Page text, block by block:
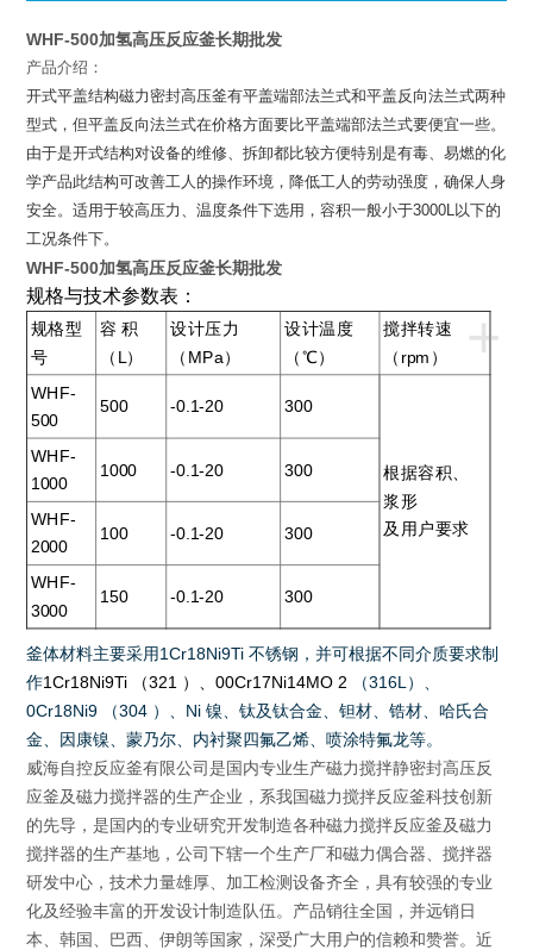
WHF-500加氢高压反应釜长期批发
产品介绍：
开式平盖结构磁力密封高压釜有平盖端部法兰式和平盖反向法兰式两种
型式，但平盖反向法兰式在价格方面要比平盖端部法兰式要便宜一些。
由于是开式结构对设备的维修、拆卸都比较方便特别是有毒、易燃的化
学产品此结构可改善工人的操作环境，降低工人的劳动强度，确保人身
安全。适用于较高压力、温度条件下选用，容积一般小于3000L以下的
工况条件下。
WHF-500加氢高压反应釜长期批发
规格与技术参数表：
+
规格型
号
容 积
（L）
设计压力
（MPa）
设计温度
（℃）
搅拌转速
（rpm）
WHF-
500
500 -0.1-20 300
根据容积、
浆形
及用户要求
WHF-
1000
1000 -0.1-20 300
WHF-
2000
100 -0.1-20 300
WHF-
3000
150 -0.1-20 300
釜体材料主要采用1Cr18Ni9Ti不锈钢，并可根据不同介质要求制
作1Cr18Ni9Ti （321 ）、00Cr17Ni14MO 2 （316L ）、
0Cr18Ni9
（304 ）、 Ni镍、钛及钛合金、钽材、锆材、哈氏合
金、因康镍、蒙乃尔、内衬聚四氟乙烯、喷涂特氟龙等。
威海自控反应釜有限公司是国内专业生产磁力搅拌静密封高压反
应釜及磁力搅拌器的生产企业，系我国磁力搅拌反应釜科技创新
的先导，是国内的专业研究开发制造各种磁力搅拌反应釜及磁力
搅拌器的生产基地，公司下辖一个生产厂和磁力偶合器、搅拌器
研发中心，技术力量雄厚、加工检测设备齐全，具有较强的专业
化及经验丰富的开发设计制造队伍。产品销往全国，并远销日
本、韩国、巴西、伊朗等国家，深受广大用户的信赖和赞誉。近